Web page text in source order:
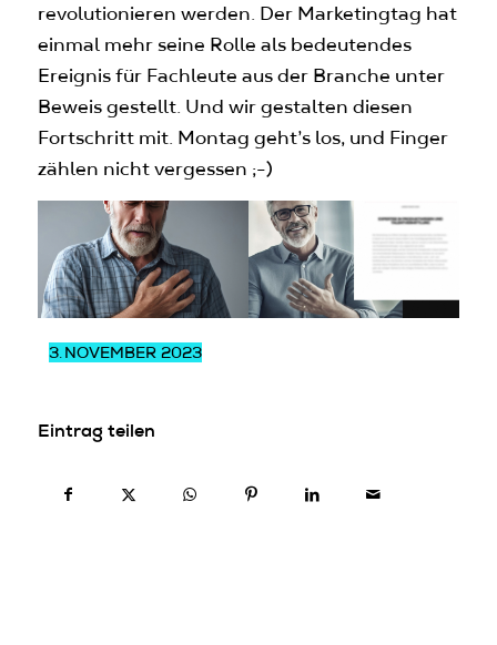
revolutionieren werden. Der Marketingtag hat
einmal mehr seine Rolle als bedeutendes
Ereignis für Fachleute aus der Branche unter
Beweis gestellt. Und wir gestalten diesen
Fortschritt mit. Montag geht’s los, und Finger
zählen nicht vergessen ;-)
3.NOVEMBER 2023
Eintrag teilen